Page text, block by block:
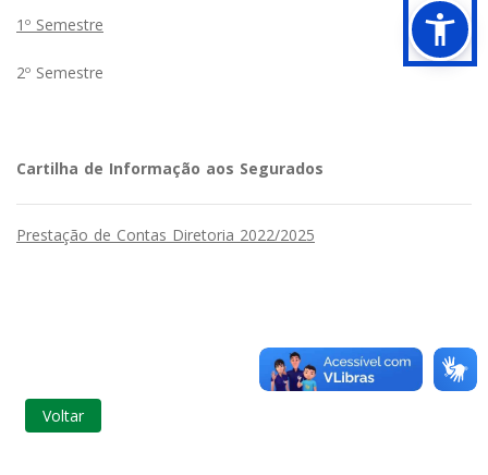
1º Semestre
2º Semestre
Cartilha de Informação aos Segurados
Prestação de Contas Diretoria 2022/2025
Voltar